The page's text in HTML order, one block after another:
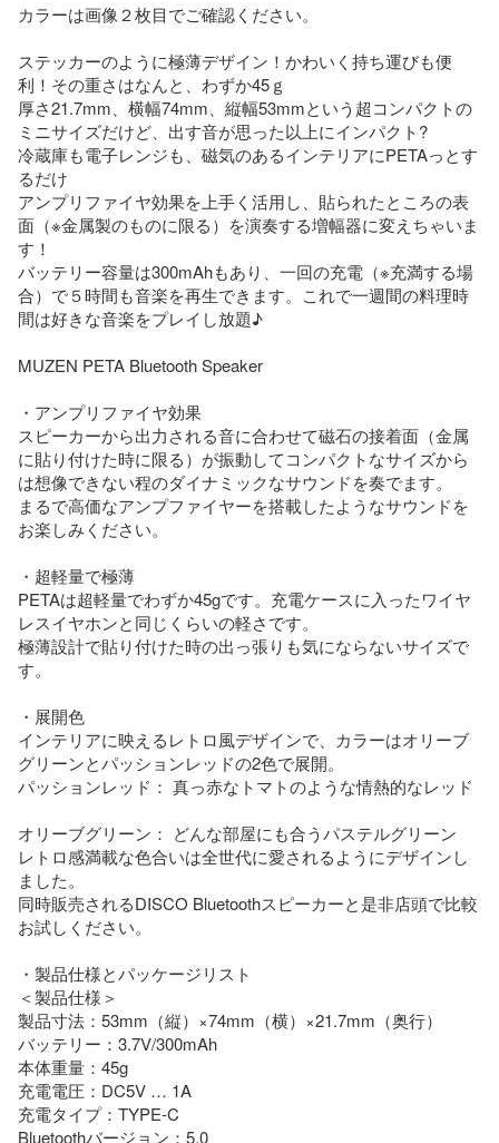
カラーは画像２枚目でご確認ください。
ステッカーのように極薄デザイン！かわいく持ち運びも便
利！その重さはなんと、わずか45ｇ
厚さ21.7mm、横幅74mm、縦幅53mmという超コンパクトの
ミニサイズだけど、出す音が思った以上にインパクト?
冷蔵庫も電子レンジも、磁気のあるインテリアにPETAっとす
るだけ
アンプリファイヤ効果を上手く活用し、貼られたところの表
面（※金属製のものに限る）を演奏する増幅器に変えちゃいま
す！
バッテリー容量は300mAhもあり、一回の充電（※充満する場
合）で５時間も音楽を再生できます。これで一週間の料理時
間は好きな音楽をプレイし放題♪
MUZEN PETA Bluetooth Speaker
・アンプリファイヤ効果
スピーカーから出力される音に合わせて磁石の接着面（金属
に貼り付けた時に限る）が振動してコンパクトなサイズから
は想像できない程のダイナミックなサウンドを奏でます。
まるで高価なアンプファイヤーを搭載したようなサウンドを
お楽しみください。
・超軽量で極薄
PETAは超軽量でわずか45gです。充電ケースに入ったワイヤ
レスイヤホンと同じくらいの軽さです。
極薄設計で貼り付けた時の出っ張りも気にならないサイズで
す。
・展開色
インテリアに映えるレトロ風デザインで、カラーはオリーブ
グリーンとパッションレッドの2色で展開。
パッションレッド： 真っ赤なトマトのような情熱的なレッド
オリーブグリーン： どんな部屋にも合うパステルグリーン
レトロ感満載な色合いは全世代に愛されるようにデザインし
ました。
同時販売されるDISCO Bluetoothスピーカーと是非店頭で比較
お試しください。
・製品仕様とパッケージリスト
＜製品仕様＞
製品寸法：53mm（縦）×74mm（横）×21.7mm（奥行）
バッテリー：3.7V/300mAh
本体重量：45g
充電電圧：DC5V … 1A
充電タイプ：TYPE-C
Bluetoothバージョン：5.0